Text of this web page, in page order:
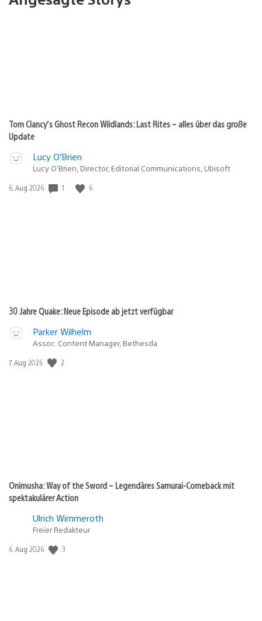
Tom Clancy’s Ghost Recon Wildlands: Last Rites – alles über das große
Update
Lucy O’Brien
Lucy O’Brien, Director, Editorial Communications, Ubisoft
Veröffentlichungsdatum:
6. Aug 2026 1 6
30 Jahre Quake: Neue Episode ab jetzt verfügbar
Parker Wilhelm
Assoc. Content Manager, Bethesda
Veröffentlichungsdatum:
7. Aug 2026 2
Onimusha: Way of the Sword – Legendäres Samurai-Comeback mit
spektakulärer Action
Ulrich Wimmeroth
Freier Redakteur
Veröffentlichungsdatum:
6. Aug 2026 3